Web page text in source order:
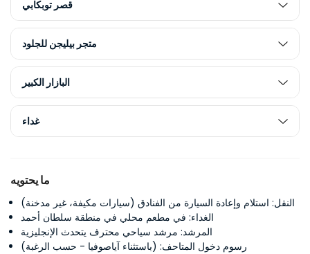
قصر توبكابي
متجر بيليجن للجلود
البازار الكبير
غداء
ما يحتويه
النقل: استلام وإعادة السيارة من الفنادق (سيارات مكيفة، غير مدخنة)
الغداء: في مطعم محلي في منطقة سلطان أحمد
المرشد: مرشد سياحي محترف يتحدث الإنجليزية
رسوم دخول المتاحف: (باستثناء آياصوفيا - حسب الرغبة)